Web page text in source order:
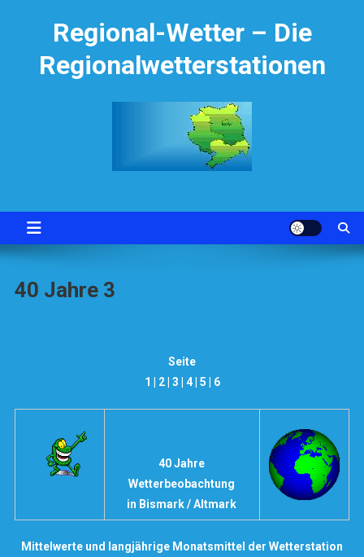
Regional-Wetter – Die
Regionalwetterstationen
40 Jahre 3
Seite
1
2| 3 4| 5 6
40 Jahre
Wetterbeobachtung
in Bismark / Altmark
Mittelwerte und langjährige Monatsmittel der Wetterstation